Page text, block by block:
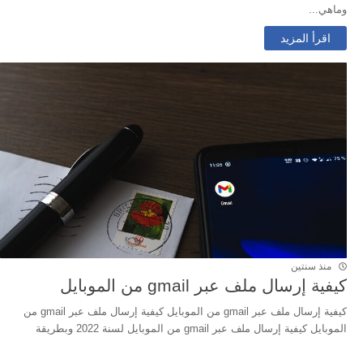
وماهي...
اقرأ المزيد
منذ سنتين
كيفية إرسال ملف عبر gmail من الموبايل
كيفية إرسال ملف عبر gmail من الموبايل كيفية إرسال ملف عبر gmail من
الموبايل كيفية إرسال ملف عبر gmail من الموبايل لسنة 2022 وبطريقة